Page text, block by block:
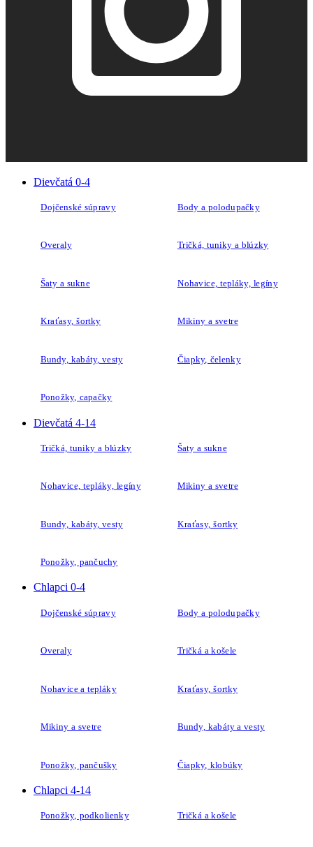
Dievčatá 0-4
Dojčenské súpravy Body a polodupačky
Overaly Tričká, tuniky a blúzky
Šaty a sukne Nohavice, tepláky, legíny
Kraťasy, šortky Mikiny a svetre
Bundy, kabáty, vesty Čiapky, čelenky
Ponožky, capačky
Dievčatá 4-14
Tričká, tuniky a blúzky Šaty a sukne
Nohavice, tepláky, legíny Mikiny a svetre
Bundy, kabáty, vesty Kraťasy, šortky
Ponožky, pančuchy
Chlapci 0-4
Dojčenské súpravy Body a polodupačky
Overaly Tričká a košele
Nohavice a tepláky Kraťasy, šortky
Mikiny a svetre Bundy, kabáty a vesty
Ponožky, pančušky Čiapky, klobúky
Chlapci 4-14
Ponožky, podkolienky Tričká a košele